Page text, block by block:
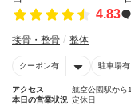
4.83
接骨・整骨 整体
クーポン有 駐車場有
アクセス
航空公園駅から
本日の営業状況 定休日